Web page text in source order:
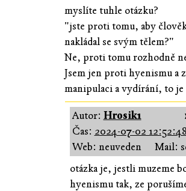
myslíte tuhle otázku?
"jste proti tomu, aby
nakládal se svým tělem?"
Ne, proti tomu rozhodně
Jsem jen proti hyenismu a
manipulaci a vydírání, to
Autor: Hrosik1
Čas: 2024-07-02 12:52:48
Web: neuveden
Mail:
otázka je, jestli muzeme
hyenismu tak, ze